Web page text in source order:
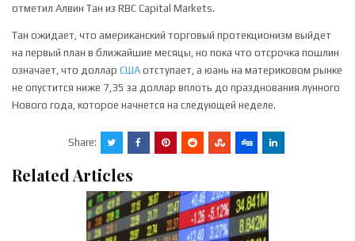
отметил Алвин Тан из RBC Capital Markets.
Тан ожидает, что американский торговый протекционизм выйдет
на первый план в ближайшие месяцы, но пока что отсрочка пошлин
означает, что доллар США отступает, а юань на материковом рынке
не опустится ниже 7,35 за доллар вплоть до празднования лунного
Нового года, которое начнется на следующей неделе.
Share:
Related Articles